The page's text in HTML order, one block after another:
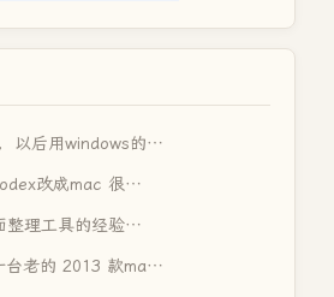
以后用windows的…
改成mac 很…
整理工具的经验…
台老的 2013 款ma…